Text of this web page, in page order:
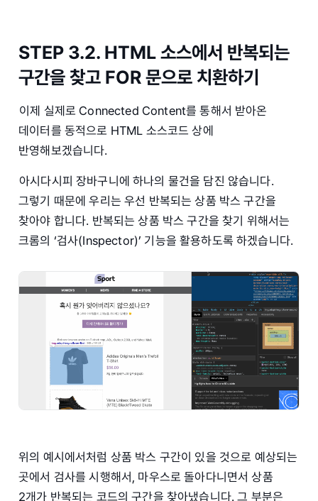
STEP 3.2. HTML 소스에서 반복되는
구간을 찾고 FOR 문으로 치환하기
이제 실제로 Connected Content를 통해서 받아온
데이터를 동적으로 HTML 소스코드 상에
반영해보겠습니다.
아시다시피 장바구니에 하나의 물건을 담진 않습니다.
그렇기 때문에 우리는 우선 반복되는 상품 박스 구간을
찾아야 합니다. 반복되는 상품 박스 구간을 찾기 위해서는
크롬의 ‘검사(Inspector)’ 기능을 활용하도록 하겠습니다.
위의 예시에서처럼 상품 박스 구간이 있을 것으로 예상되는
곳에서 검사를 시행해서, 마우스로 돌아다니면서 상품
2개가 반복되는 코드의 구간을 찾아냈습니다. 그 부분은